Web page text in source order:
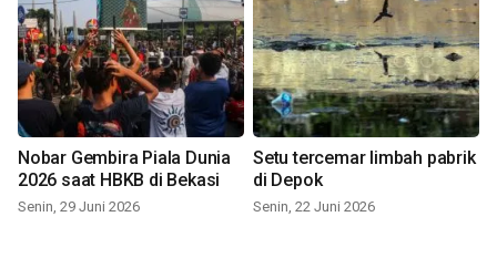
Nobar Gembira Piala Dunia
2026 saat HBKB di Bekasi
Senin, 29 Juni 2026
Setu tercemar limbah pabrik
di Depok
Senin, 22 Juni 2026